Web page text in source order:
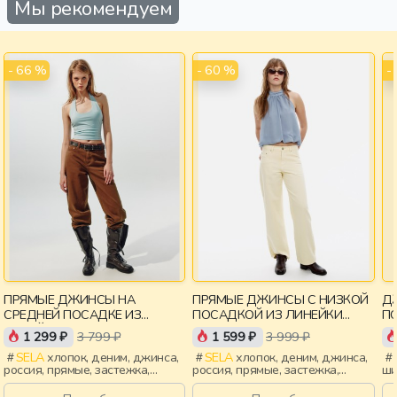
Мы рекомендуем
- 66 %
ПРЯМЫЕ ДЖИНСЫ НА
СРЕДНЕЙ ПОСАДКЕ ИЗ
ЛИНЕЙКИ YOUNG
1 299 ₽ 3 799 ₽
SELAхлопок, деним, джинса,
россия, прямые, застежка,
классика, девочки, дети
- 60 %
ПРЯМЫЕ ДЖИНСЫ С НИЗКОЙ
ПОСАДКОЙ ИЗ ЛИНЕЙКИ
YOUNG1 599 ₽ 3 999 ₽
SELAхлопок, деним, джинса,
россия, прямые, застежка,
классика, девочки, дети
-